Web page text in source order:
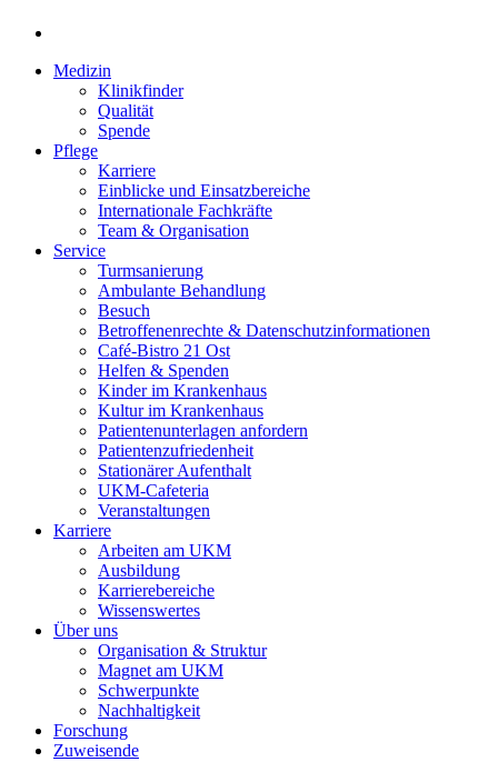
Medizin
Klinikfinder
Qualität
Spende
Pflege
Karriere
Einblicke und Einsatzbereiche
Internationale Fachkräfte
Team & Organisation
Service
Turmsanierung
Ambulante Behandlung
Besuch
Betroffenenrechte & Datenschutzinformationen
Café-Bistro 21 Ost
Helfen & Spenden
Kinder im Krankenhaus
Kultur im Krankenhaus
Patientenunterlagen anfordern
Patientenzufriedenheit
Stationärer Aufenthalt
UKM-Cafeteria
Veranstaltungen
Karriere
Arbeiten am UKM
Ausbildung
Karrierebereiche
Wissenswertes
Über uns
Organisation & Struktur
Magnet am UKM
Schwerpunkte
Nachhaltigkeit
Forschung
Zuweisende